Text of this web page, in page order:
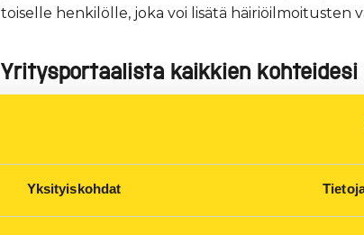
Yksityiskohdat
toiselle henkilölle, joka voi lisätä häiriöilmoitusten
Yritysportaalista kaikkien
Yrityskäyttöliittymästä näet kaikkien
verkkopalveluihin ja kaukolämpöön sekä
tiedot. Näet samasta palvelusta Kuopion
Voiman kanssa tehtyihin sopimuksiin liittyvät tiedot.
Yritysportaalin käyttäjänä saat: